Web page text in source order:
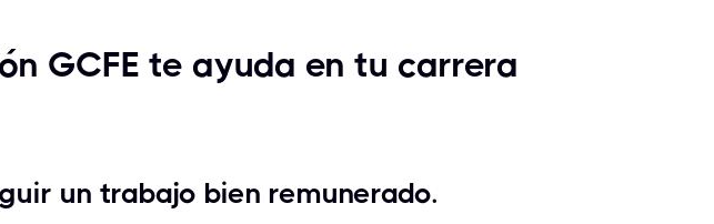
GCFE te ayuda en tu carrera
un trabajo bien remunerado.